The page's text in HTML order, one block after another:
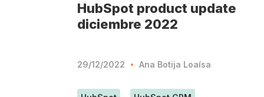
HubSpot product update
diciembre 2022
29/12/2022 Ana Botija Loaísa